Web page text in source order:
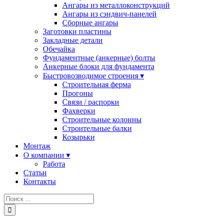
Ангары из металлоконструкций
Ангары из сэндвич-панелей
Сборные ангары
Заготовки пластины
Закладные детали
Обечайка
Фундаментные (анкерные) болты
Анкерные блоки для фундамента
Быстровозводимое строения ▾
Строительная ферма
Прогоны
Cвязи / распорки
Фахверки
Строительные колонны
Строительные балки
Козырьки
Монтаж
О компании ▾
Работа
Статьи
Контакты
Результат
поиска: